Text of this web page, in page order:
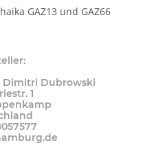
GAZ13 und GAZ66
Dimitri Dubrowski
1